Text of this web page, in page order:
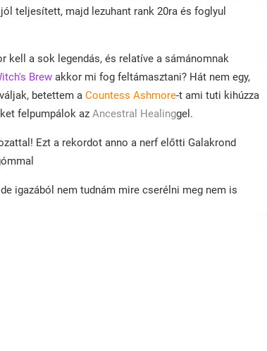
teljesített, majd lezuhant rank 20ra és foglyul
kell a sok legendás, és relatíve a sámánomnak
Brew akkor mi fog feltámasztani? Hát nem egy,
betettem a Countess Ashmore-t ami tuti kihúzza
felpumpálok az Ancestral Healinggel.
Ezt a rekordot anno a nerf előtti Galakrond
igazából nem tudnám mire cserélni meg nem is